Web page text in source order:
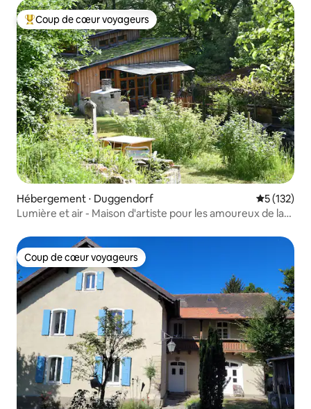
Coups de cœur voyageurs les plus appréciés
Coup de cœur voyageurs
Hébergement ⋅ Duggendorf Évaluation
5 (132)
Lumière et air - Maison d'artiste pour les amoureux de la
Coup de cœur voyageurs
Coup de cœur voyageurs